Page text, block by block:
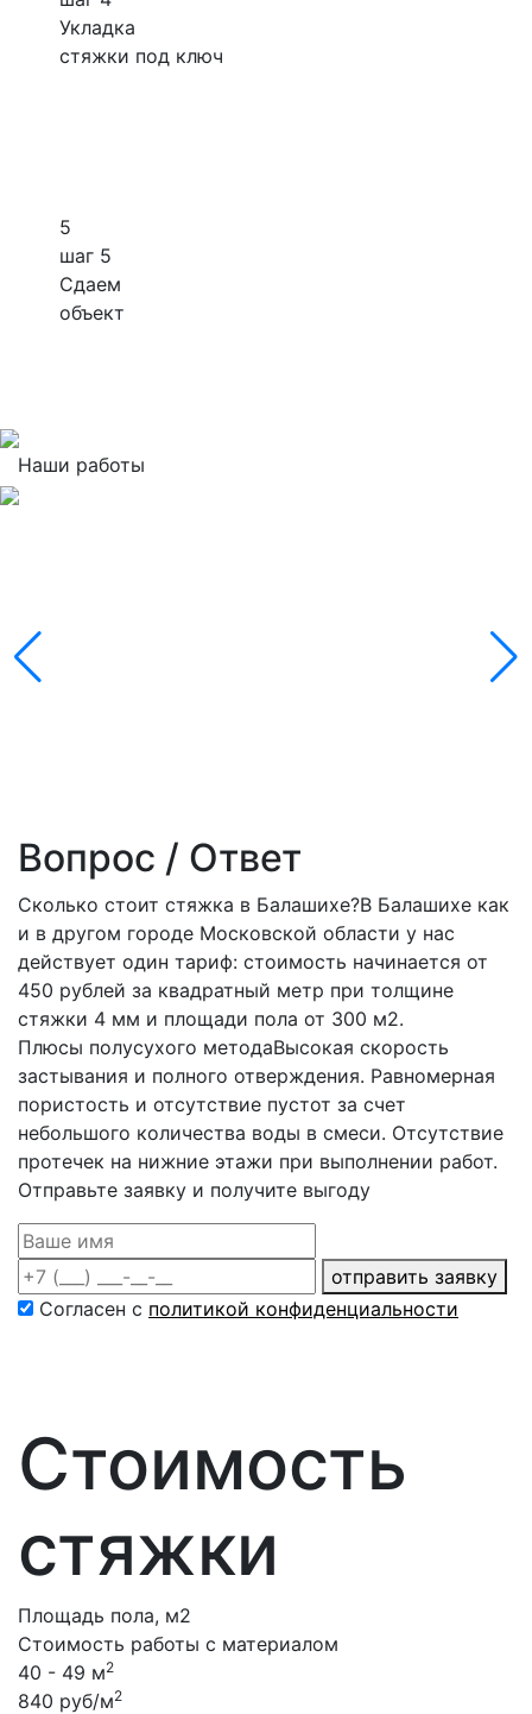
Укладка
стяжки под ключ
5
шаг 5
Сдаем
объект
Наши работы
Вопрос / Ответ
Сколько стоит стяжка в Балашихе?В Балашихе как
и в другом городе Московской области у нас
действует один тариф: стоимость начинается от
450 рублей за квадратный метр при толщине
стяжки 4 мм и площади пола от 300 м2.
Плюсы полусухого методаВысокая скорость
застывания и полного отверждения. Равномерная
пористость и отсутствие пустот за счет
небольшого количества воды в смеси. Отсутствие
протечек на нижние этажи при выполнении работ.
Отправьте заявку и получите выгоду
отправить заявку
Согласен с политикой конфиденциальности
Стоимость
стяжки
Площадь пола, м2
Стоимость работы с материалом
40 - 49 м2
840 руб/м2